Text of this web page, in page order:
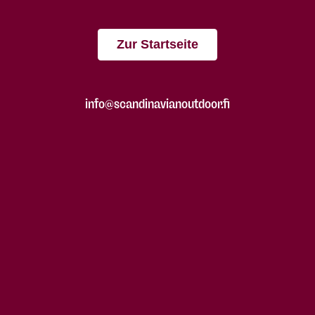
Zur Startseite
info@scandinavianoutdoor.fi